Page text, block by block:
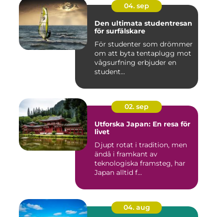
04. sep
Den ultimata studentresan
för surfälskare
För studenter som drömmer
om att byta tentaplugg mot
vågsurfning erbjuder en
student...
02. sep
Utforska Japan: En resa för
livet
Djupt rotat i tradition, men
ändå i framkant av
teknologiska framsteg, har
Japan alltid f...
04. aug